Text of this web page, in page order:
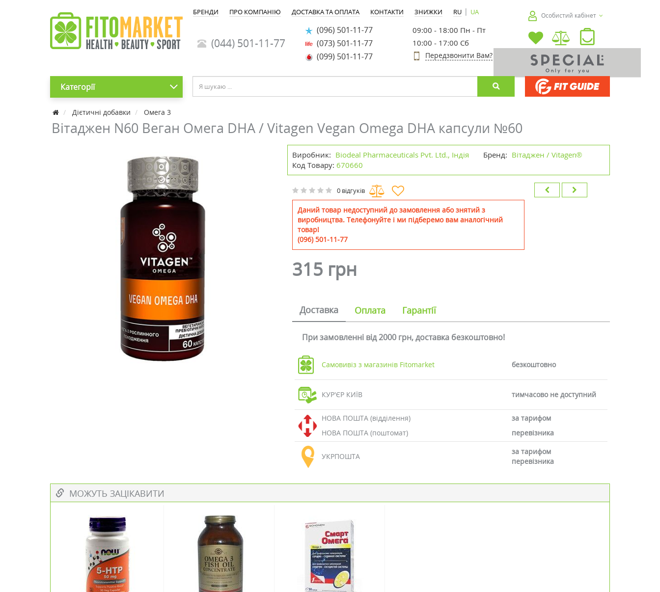
БРЕНДИ ПРО КОМПАНІЮ ДОСТАВКА ТА ОПЛАТА КОНТАКТИ ЗНИЖКИ RU | UA
(044) 501-11-77
(096) 501-11-77
(073) 501-11-77
(099) 501-11-77
09:00 - 18:00 Пн - Пт
10:00 - 17:00 Сб
Передзвонити Вам?
Особистий кабінет
Категорії
Дієтичні добавки Омега 3
Вітаджен N60 Веган Омега DHA / Vitagen Vegan Omega DHA капсули №60
Виробник: Biodeal Pharmaceuticals Pvt. Ltd., Індія Бренд: Вітаджен / Vitagen®
Код Товару: 670660
0 відгуків
Даний товар недоступний до замовлення або знятий з
виробництва. Телефонуйте і ми підберемо вам аналогічний
товар!
(096) 501-11-77
315 грн
Доставка Оплата Гарантії
При замовленні від 2000 грн, доставка безкоштовно!
Самовивіз з магазинів Fitomarket безкоштовно
КУР'ЄР КИЇВ тимчасово не доступний
НОВА ПОШТА (відділення)
за тарифом
НОВА ПОШТА (поштомат)
перевізника
УКРПОШТА
за тарифом
перевізника
МОЖУТЬ ЗАЦІКАВИТИ